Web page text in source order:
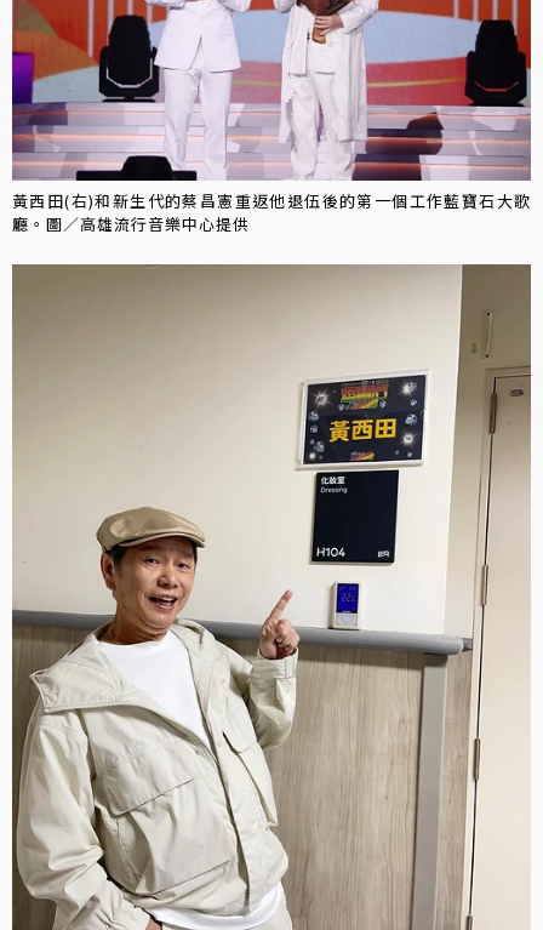
黃西田(右)和新生代的蔡昌憲重返他退伍後的第一個工作藍寶石大歌
廳。圖／高雄流行音樂中心提供